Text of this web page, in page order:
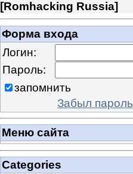
[Romhacking Russia]
Форма входа
Логин:
Пароль:
запомнить
Забыл пароль
Меню сайта
Categories